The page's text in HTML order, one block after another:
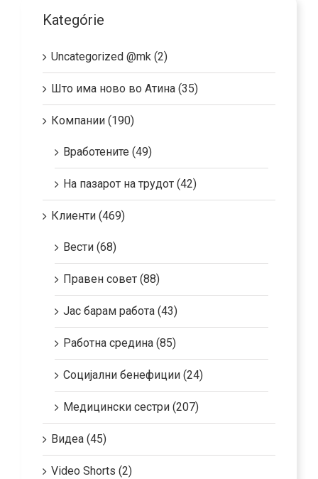
Kategórie
Uncategorized @mk (2)
Што има ново во Атина (35)
Компании (190)
Вработените (49)
На пазарот на трудот (42)
Клиенти (469)
Вести (68)
Правен совет (88)
Јас барам работа (43)
Работна средина (85)
Социјални бенефиции (24)
Медицински сестри (207)
Видеа (45)
Video Shorts (2)